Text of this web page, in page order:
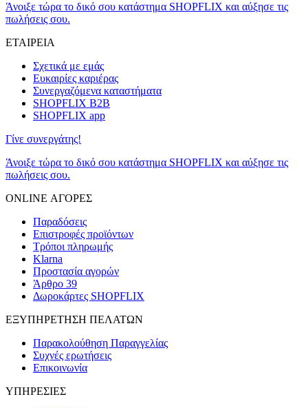
Άνοιξε τώρα το δικό σου κατάστημα SHOPFLIX και αύξησε τις
πωλήσεις σου.
ΕΤΑΙΡΕΙΑ
Σχετικά με εμάς
Ευκαιρίες καριέρας
Συνεργαζόμενα καταστήματα
SHOPFLIX B2B
SHOPFLIX app
Γίνε συνεργάτης!
Άνοιξε τώρα το δικό σου κατάστημα SHOPFLIX και αύξησε τις
πωλήσεις σου.
ONLINE ΑΓΟΡΕΣ
Παραδόσεις
Επιστροφές προϊόντων
Τρόποι πληρωμής
Klarna
Προστασία αγορών
Άρθρο 39
Δωροκάρτες SHOPFLIX
ΕΞΥΠΗΡΕΤΗΣΗ ΠΕΛΑΤΩΝ
Παρακολούθηση Παραγγελίας
Συχνές ερωτήσεις
Επικοινωνία
ΥΠΗΡΕΣΙΕΣ